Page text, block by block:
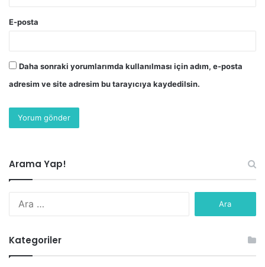
E-posta
Daha sonraki yorumlarımda kullanılması için adım, e-posta
adresim ve site adresim bu tarayıcıya kaydedilsin.
Arama Yap!
Kategoriler